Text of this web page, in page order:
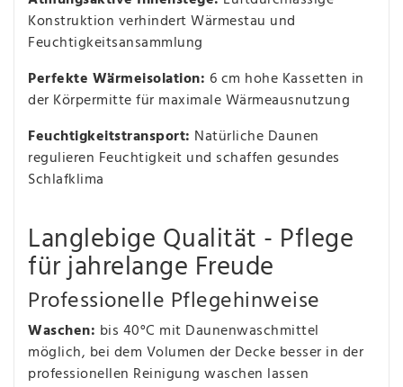
Konstruktion verhindert Wärmestau und
Feuchtigkeitsansammlung
Perfekte Wärmeisolation: 6 cm hohe Kassetten in
der Körpermitte für maximale Wärmeausnutzung
Feuchtigkeitstransport: Natürliche Daunen
regulieren Feuchtigkeit und schaffen gesundes
Schlafklima
Langlebige Qualität - Pflege
für jahrelange Freude
Professionelle Pflegehinweise
Waschen: bis 40°C mit Daunenwaschmittel
möglich, bei dem Volumen der Decke besser in der
professionellen Reinigung waschen lassen